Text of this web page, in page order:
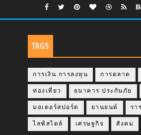
TAGS
การเงิน การลงทุน การตลาด
ท่องเที่ยว ธนาคาร ประกันภัย
มอเตอร์สปอร์ต ยานยนต์ รา
ไลฟ์สไตล์ เศรษฐกิจ สังคม